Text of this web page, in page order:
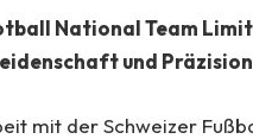
National Team
und
mit der Schweizer